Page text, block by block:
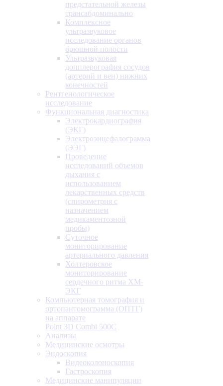
предстательной железы
трансабдоминально
Комплексное
ультразвуковое
исследование органов
брюшной полости
Ультразвуковая
допплерография сосудов
(артерий и вен) нижних
конечностей
Рентгенологическое
исследование
Функциональная диагностика
Электрокардиография
(ЭКГ)
Электроэнцефалограмма
(ЭЭГ)
Проведение
исследований объемов
дыхания с
использованием
лекарственных средств
(спирометрия с
назначением
медикаментозной
пробы)
Суточное
мониторирование
артериального давления
Холтеровское
мониторирование
сердечного ритма ХМ-
ЭКГ
Компьютерная томография и
ортопантомограмма (ОПТГ)
на аппарате
Point 3D Combi 500C
Анализы
Медицинские осмотры
Эндоскопия
Видеоколоноскопия
Гастроскопия
Медицинские манипуляции